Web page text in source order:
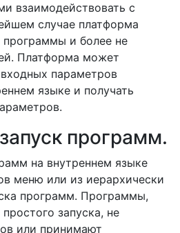
взаимодействовать с
случае платформа
программы и более не
Платформа может
параметров
языке и получать
программ.
на внутреннем языке
меню или из иерархически
программ. Программы,
запуска, не
или принимают